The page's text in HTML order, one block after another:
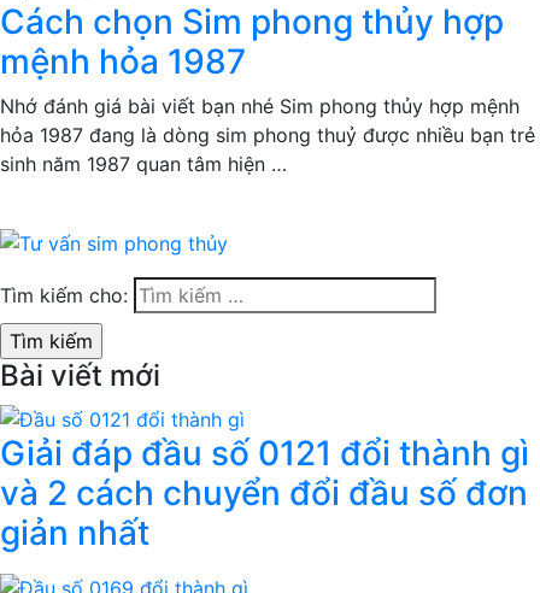
Cách chọn Sim phong thủy hợp
mệnh hỏa 1987
Nhớ đánh giá bài viết bạn nhé Sim phong thủy hợp mệnh
hỏa 1987 đang là dòng sim phong thuỷ được nhiều bạn trẻ
sinh năm 1987 quan tâm hiện …
Tìm kiếm cho:
Bài viết mới
Giải đáp đầu số 0121 đổi thành gì
và 2 cách chuyển đổi đầu số đơn
giản nhất